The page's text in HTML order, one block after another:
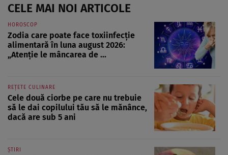
CELE MAI NOI ARTICOLE
HOROSCOP
Zodia care poate face toxiinfecție
alimentară în luna august 2026:
„Atenție le mâncarea de ...
REȚETE CULINARE
Cele două ciorbe pe care nu trebuie
să le dai copilului tău să le mănânce,
dacă are sub 5 ani
ȘTIRI